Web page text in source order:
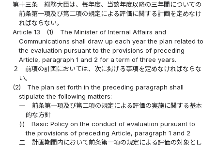
第十三条
総務大臣は、毎年度、当該年度以降の三年間についての
前条第一項及び第二項の規定による評価に関する計画を定めなけ
ればならない。
Article 13
(1)
The Minister of Internal Affairs and
Communications shall draw up each year the plan related to
the evaluation pursuant to the provisions of preceding
Article, paragraph 1 and 2 for a term of three years.
２
前項の計画においては、次に掲げる事項を定めなければならな
い。
(2)
The plan set forth in the preceding paragraph shall
stipulate the following matters:
一
前条第一項及び第二項の規定による評価の実施に関する基本
的な方針
(i)
Basic Policy on the conduct of evaluation pursuant to
the provisions of preceding Article, paragraph 1 and 2
二
計画期間内において前条第一項の規定による評価の対象とし